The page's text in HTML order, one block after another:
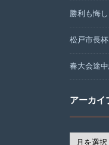
勝利も悔
松戸市長
春大会途
アーカイ